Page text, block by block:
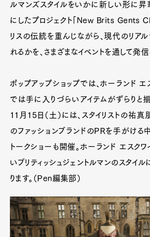
ルマンズスタイルをいかに新しい形に昇
にしたプロジェクト「New Brits Gents
リスの伝統を重んじながら、現代のリアル
れるかを、さまざまなイベントを通して発信
ポップアップショップでは、ホーランド
では手に入りづらいアイテムがずらりと
11月15日（土）には、スタイリストの祐
のファッションブランドのPRを手がける
トークショーも開催。ホーランド エスク
いブリティッシュジェントルマンのスタイ
ります。（Pen編集部）